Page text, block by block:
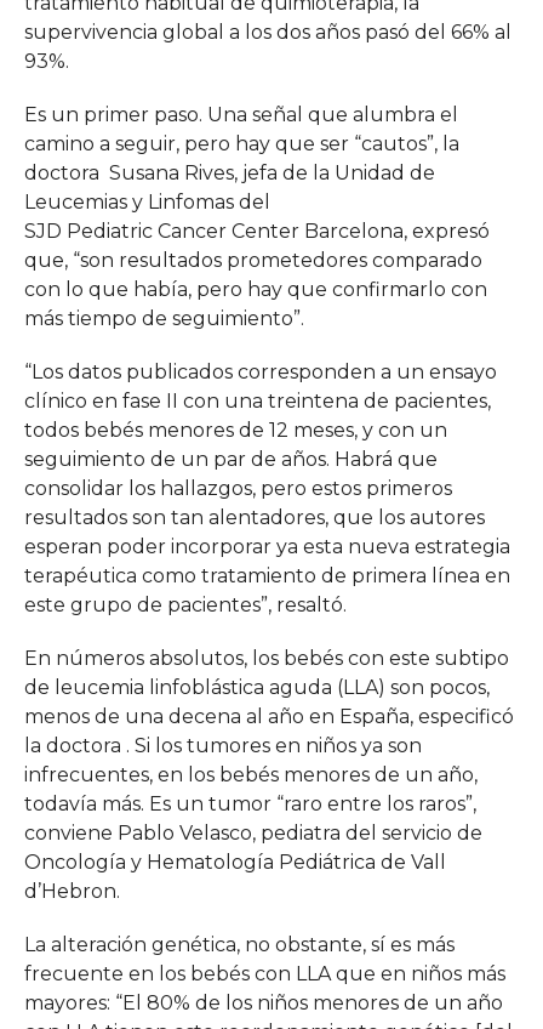
supervivencia global a los dos años pasó del 66% al
93%.
Es un primer paso. Una señal que alumbra el
camino a seguir, pero hay que ser “cautos”, la
doctora Susana Rives, jefa de la Unidad de
Leucemias y Linfomas del
SJD Pediatric Cancer Center Barcelona, expresó
que, “son resultados prometedores comparado
con lo que había, pero hay que confirmarlo con
más tiempo de seguimiento”.
“Los datos publicados corresponden a un ensayo
clínico en fase II con una treintena de pacientes,
todos bebés menores de 12 meses, y con un
seguimiento de un par de años. Habrá que
consolidar los hallazgos, pero estos primeros
resultados son tan alentadores, que los autores
esperan poder incorporar ya esta nueva estrategia
terapéutica como tratamiento de primera línea en
este grupo de pacientes”, resaltó.
En números absolutos, los bebés con este subtipo
de leucemia linfoblástica aguda (LLA) son pocos,
menos de una decena al año en España, especificó
la doctora . Si los tumores en niños ya son
infrecuentes, en los bebés menores de un año,
todavía más. Es un tumor “raro entre los raros”,
conviene Pablo Velasco, pediatra del servicio de
Oncología y Hematología Pediátrica de Vall
d’Hebron.
La alteración genética, no obstante, sí es más
frecuente en los bebés con LLA que en niños más
mayores: “El 80% de los niños menores de un año